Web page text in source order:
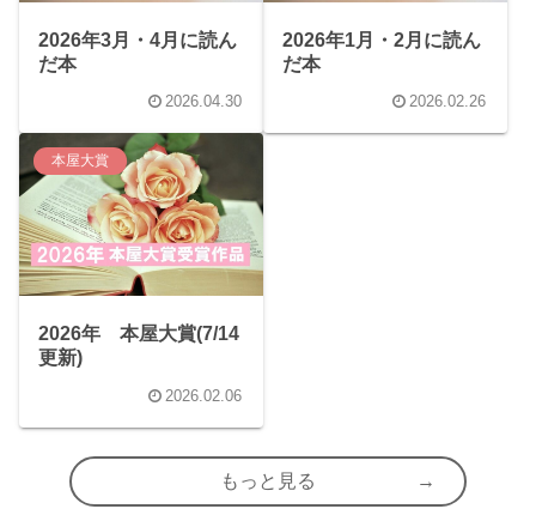
2026年3月・4月に読ん
だ本
2026.04.30
2026年1月・2月に読ん
だ本
2026.02.26
本屋大賞
2026年 本屋大賞(7/14
更新)
2026.02.06
もっと見る